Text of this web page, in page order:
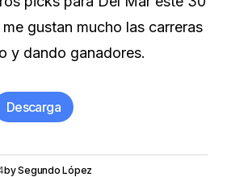
gustan mucho las carreras
y dando ganadores.
Descarga
bySegundo López